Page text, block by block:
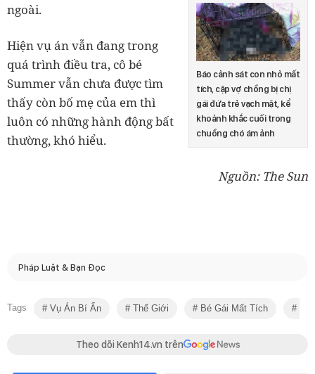
Báo cảnh sát con nhỏ mất
tích, cặp vợ chồng bị chị
gái đứa trẻ vạch mặt, kể
khoảnh khắc cuối trong
chuồng chó ám ảnh
ngoài.
Hiện vụ án vẫn đang trong
quá trình điều tra, cô bé
Summer vẫn chưa được tìm
thấy còn bố mẹ của em thì
luôn có những hành động bất
thường, khó hiểu.
Nguồn: The Sun
Pháp Luật & Bạn Đọc
Tags Vụ Án Bí Ẩn Thế Giới Bé Gái Mất Tích Tin
Theo dõi Kenh14.vn trên